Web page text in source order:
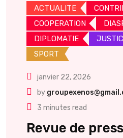
ACTUALITE
COOPERATION
DIPLOMATIE
SPORT
janvier 22, 2026
by
3 minutes read
Revue de